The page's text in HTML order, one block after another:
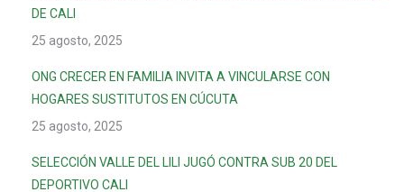
DE CALI
25 agosto, 2025
ONG CRECER EN FAMILIA INVITA A VINCULARSE CON
HOGARES SUSTITUTOS EN CÚCUTA
25 agosto, 2025
SELECCIÓN VALLE DEL LILI JUGÓ CONTRA SUB 20 DEL
DEPORTIVO CALI